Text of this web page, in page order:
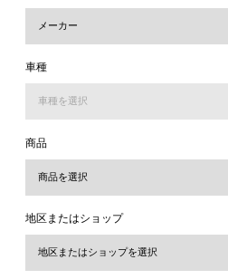
車種
商品
地区またはショップ